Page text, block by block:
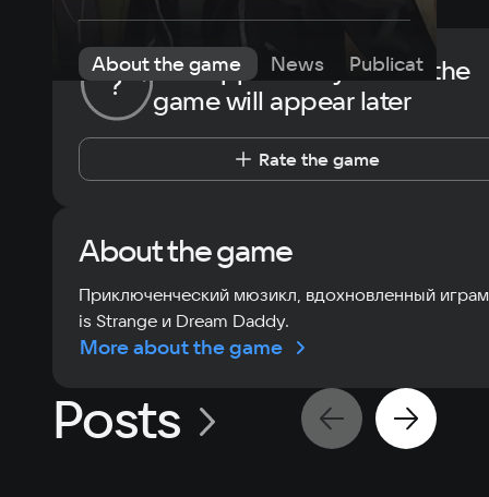
Musical
About the game News Publications
?
The opportunity to rate the
game will appear later
Rate the game
About the game
Приключенческий мюзикл, вдохновленный
is Strange и Dream Daddy.
More about the game
Posts